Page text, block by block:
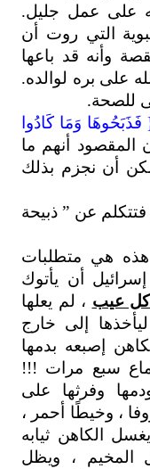
على عمل جليل.
التي روت أن
وأنه قد باعها
على بره لوالده.
للصحة.
فَذَبَحُوهَا وَمَا كَادُوا
أنهم ما
يمكن أن نجزم بذلك
فتتكلم عن ” ذبيحة
هي متطلبات
أن يأتوك
كل عيب ، لم يعلها
ليأخذها إلى خارج
إصبعه بدمها
سبع مرات !!!
وفرثها على
، وخيطًا أحمر ،
الكاهن ثيابه
المخيم ، ويظل